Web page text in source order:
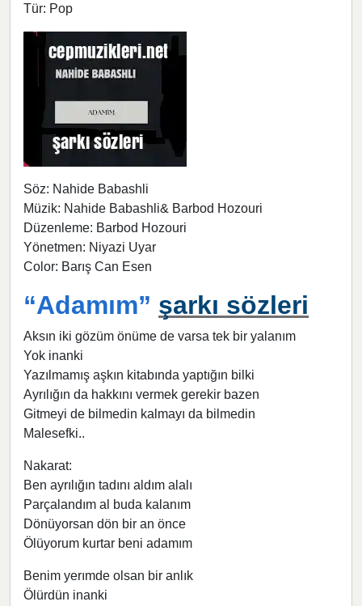
Tür: Pop
Söz: Nahide Babashli
Müzik: Nahide Babashli& Barbod Hozouri
Düzenleme: Barbod Hozouri
Yönetmen: Niyazi Uyar
Color: Barış Can Esen
“Adamım” şarkı sözleri
Aksın iki gözüm önüme de varsa tek bir yalanım
Yok inanki
Yazılmamış aşkın kitabında yaptığın bilki
Ayrılığın da hakkını vermek gerekir bazen
Gitmeyi de bilmedin kalmayı da bilmedin
Malesefki..
Nakarat:
Ben ayrılığın tadını aldım alalı
Parçalandım al buda kalanım
Dönüyorsan dön bir an önce
Ölüyorum kurtar beni adamım
Benim yerımde olsan bir anlık
Ölürdün inanki